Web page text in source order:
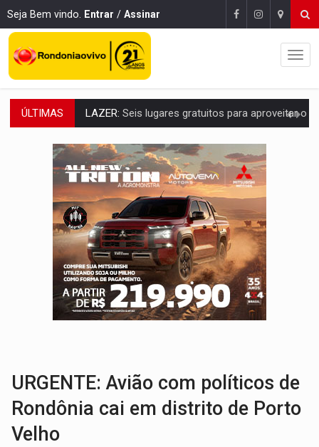
Seja Bem vindo. Entrar / Assinar
ÚLTIMAS LAZER: Seis lugares gratuitos para aproveitar o fim de semana
VÍDEO:FTICCO e Força Tática prendem membro do CV com arma e drogas
INCLUSÃO:Prefeitura fortalece parceria com a APAE para ampliar ações
DEFESA:Exército testa inovações no combate a drones durante
TEMAS SOCIOAMBIENTAIS:Em Itapuã do Oeste, CINEMAZÔNIA leva cinema
PREVISÃO:Interior de Rondônia terá sábado (8) de calor intenso
INFRAESTRUTURA:Após quase 30 anos de espera, asfalto chega ao
A ILHA:Coreografia de Rondônia estreia na programação do Festival de
URGENTE: Avião com políticos de
Rondônia cai em distrito de Porto
Velho